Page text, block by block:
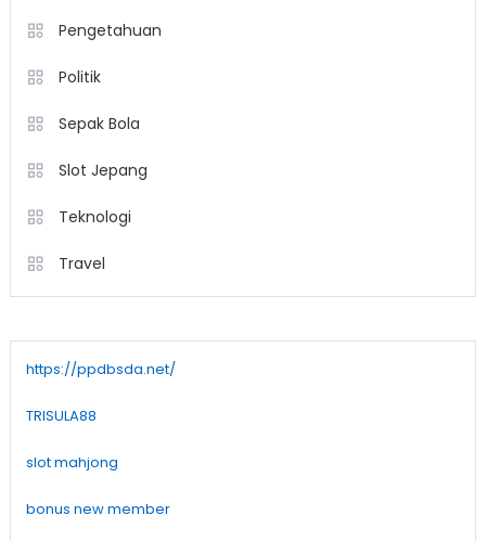
Pengetahuan
Politik
Sepak Bola
Slot Jepang
Teknologi
Travel
https://ppdbsda.net/
TRISULA88
slot mahjong
bonus new member